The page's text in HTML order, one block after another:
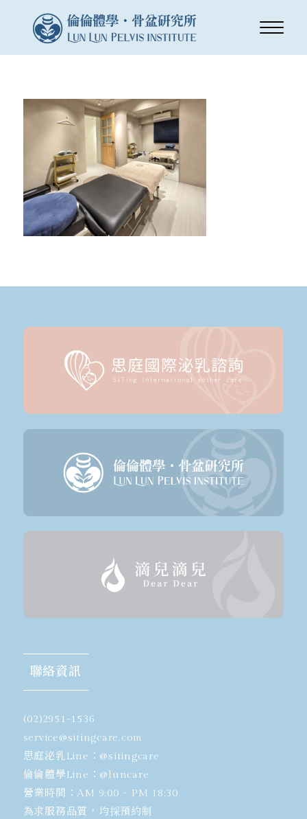
聯絡資訊
(02)2951-1536
​service@sitingcare.com
思庭泌乳Line： @sitingcare
倫倫體學Line： @luncare
營業時間：AM 9:00 ~ PM 18:30
為求服務品質，均採預約制